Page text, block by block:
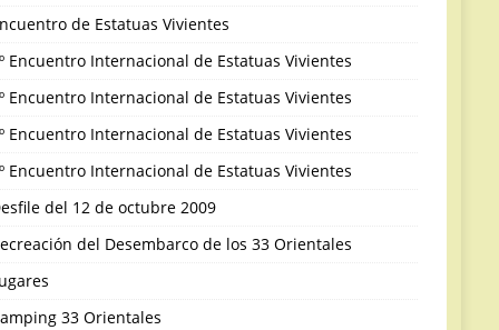
de Estatuas Vivientes
Encuentro Internacional de Estatuas Vivientes
Encuentro Internacional de Estatuas Vivientes
Encuentro Internacional de Estatuas Vivientes
Encuentro Internacional de Estatuas Vivientes
del 12 de octubre 2009
del Desembarco de los 33 Orientales
33 Orientales